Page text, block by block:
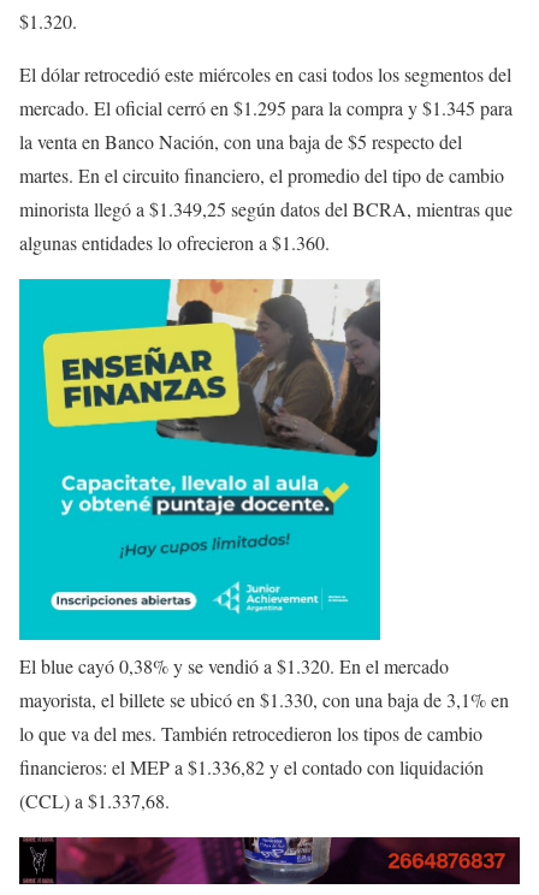
$1.320.
El dólar retrocedió este miércoles en casi todos los segmentos del
mercado. El oficial cerró en $1.295 para la compra y $1.345 para
la venta en Banco Nación, con una baja de $5 respecto del
martes. En el circuito financiero, el promedio del tipo de cambio
minorista llegó a $1.349,25 según datos del BCRA, mientras que
algunas entidades lo ofrecieron a $1.360.
El blue cayó 0,38% y se vendió a $1.320. En el mercado
mayorista, el billete se ubicó en $1.330, con una baja de 3,1% en
lo que va del mes. También retrocedieron los tipos de cambio
financieros: el MEP a $1.336,82 y el contado con liquidación
(CCL) a $1.337,68.